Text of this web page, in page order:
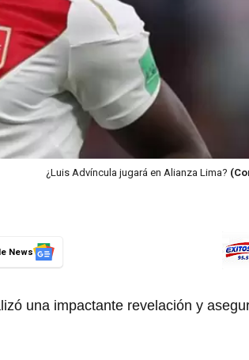
¿Luis Advíncula jugará en Alianza Lima?
News
una impactante revelación y